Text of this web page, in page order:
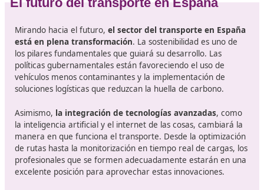
Lo que debes saber del título
competencia profesional para
transporte
Obtener el título de competencia profesional de
en España es más que una simple formalidad;es una
inversión en tu futuro. Con un sector en constante
evolución y crecimiento, contar con la formación
será clave para destacar en el mercado laboral.
de elegir un curso que te ofrezca una educación